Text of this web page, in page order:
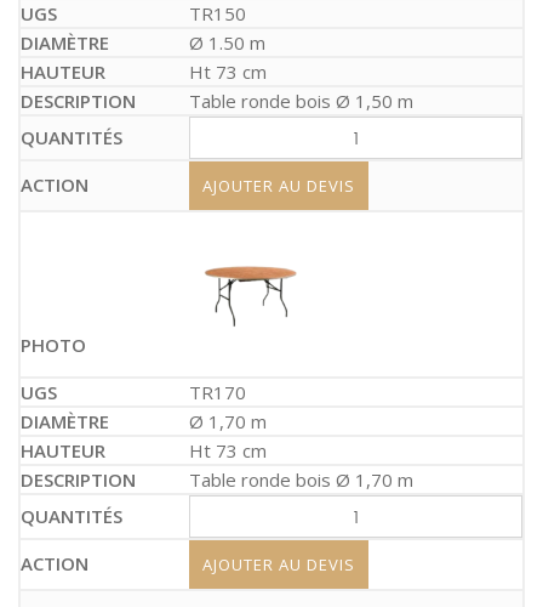
TR150
Ø 1.50 m
Ht 73 cm
Table ronde bois Ø 1,50 m
AJOUTER AU DEVIS
TR170
Ø 1,70 m
Ht 73 cm
Table ronde bois Ø 1,70 m
AJOUTER AU DEVIS